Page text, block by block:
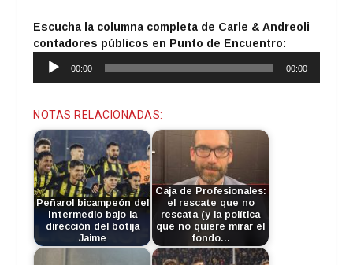
Escucha la columna completa de Carle & Andreoli
contadores públicos en Punto de Encuentro:
Reproductor
00:00 00:00
NOTAS RELACIONADAS:
Peñarol bicampeón del
Intermedio bajo la
dirección del botija
Jaime
Caja de Profesionales:
el rescate que no
rescata (y la política
que no quiere mirar el
fondo…